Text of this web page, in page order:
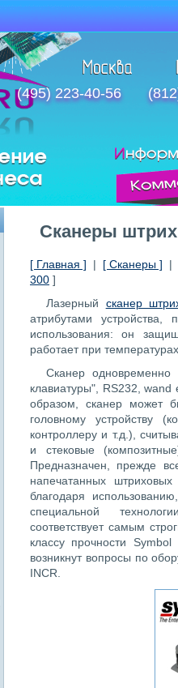
(495) 223-40-56
Сканеры
[ Главная ] | [ Сканеры ] |
300 ]
Лазерный сканер
атрибутами устройства,
использования: он
работает при
Сканер одновременно
клавиатуры", RS232,
образом, сканер может
головному устройству
контроллеру и т.д.),
и стековые
Предназначен, прежде
напечатанных
благодаря
специальной
соответствует самым
классу прочности
возникнут вопросы по
INCR.